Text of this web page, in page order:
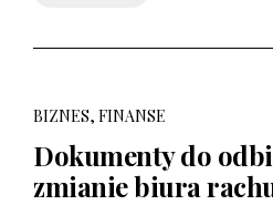
BIZNES, FINANSE
Dokumenty do
zmianie biura